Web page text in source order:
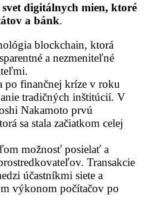
digitálnych mien, ktoré
a bánk.
blockchain, ktorá
a nezmeniteľné
finančnej kríze v roku
tradičných inštitúcií. V
Nakamoto prvú
sa stala začiatkom celej
možnosť posielať a
Transakcie
účastníkmi siete a
výkonom počítačov po